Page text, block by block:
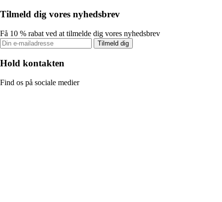
Tilmeld dig vores nyhedsbrev
Få 10 % rabat ved at tilmelde dig vores nyhedsbrev
Tilmeld dig
Hold kontakten
Find os på sociale medier